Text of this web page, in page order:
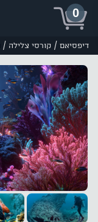
0
דיפסיאם / קורסי צלילה /